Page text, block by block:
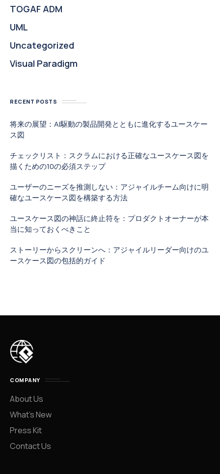
TOGAF ADM
UML
Uncategorized
Visual Paradigm
RECENT POSTS
将来の展望：AI駆動の製品開発とともに進化するユースケー
ス図
チェックリスト：スクラムにおける正確なユースケース図を
描くための10の必須ステップ
ユーザーのニーズを推測しない：アジャイルチーム向けに明
確なユースケース図を構築する方法
ユースケース図の神話に終止符を：プロダクトオーナーが本
当に知っておくべきこと
ストーリーからスクリーンへ：アジャイルリーダー向けのユ
ースケース図の包括的ガイド
COMPANY
About Us
What’s New
Press Kit
Contact Us